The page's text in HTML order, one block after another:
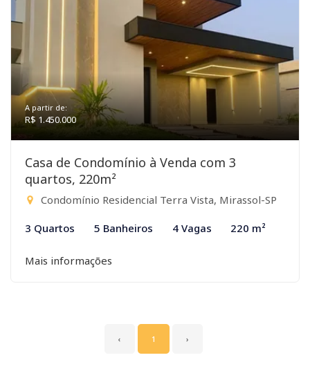
A partir de:
R$ 1.450.000
Casa de Condomínio à Venda com 3
quartos, 220m²
Condomínio Residencial Terra Vista, Mirassol-SP
3 Quartos 5 Banheiros 4 Vagas 220 m²
Mais informações
‹ 1 ›